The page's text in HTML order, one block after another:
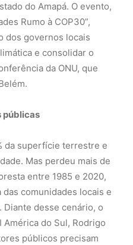
do Amapá. O evento,
Rumo à COP30”,
dos governos locais
e consolidar o
da ONU, que
públicas
da superfície terrestre e
Mas perdeu mais de
entre 1985 e 2020,
comunidades locais e
desse cenário, o
do Sul, Rodrigo
públicos precisam